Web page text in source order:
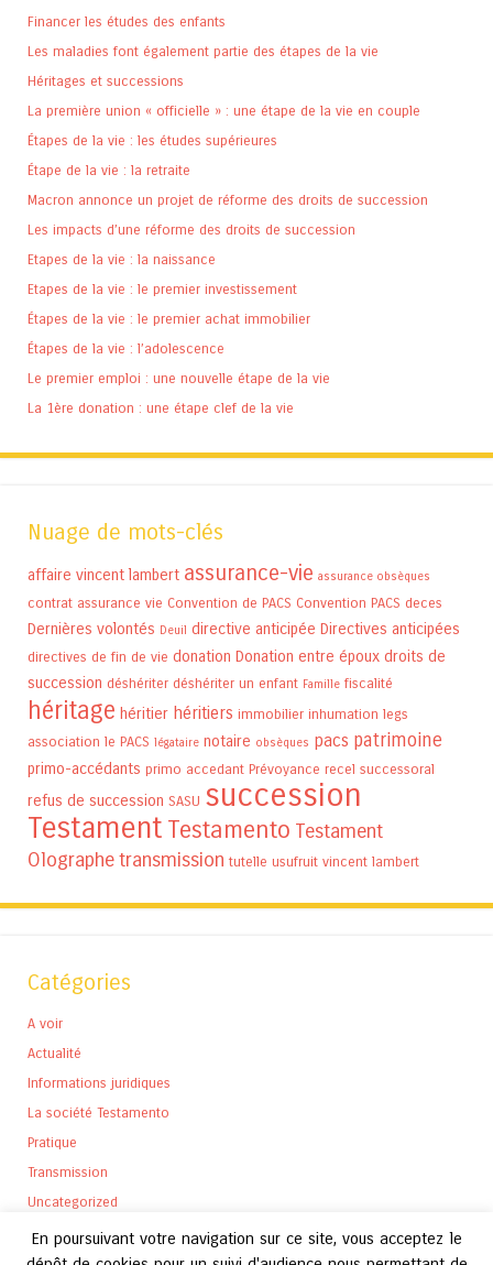
Financer les études des enfants
Les maladies font également partie des étapes de la vie
Héritages et successions
La première union « officielle » : une étape de la vie en couple
Étapes de la vie : les études supérieures
Étape de la vie : la retraite
Macron annonce un projet de réforme des droits de succession
Les impacts d’une réforme des droits de succession
Etapes de la vie : la naissance
Etapes de la vie : le premier investissement
Étapes de la vie : le premier achat immobilier
Étapes de la vie : l’adolescence
Le premier emploi : une nouvelle étape de la vie
La 1ère donation : une étape clef de la vie
Nuage de mots-clés
affaire vincent lambert assurance-vie assurance obsèques
contrat assurance vie Convention de PACS Convention PACS deces
Dernières volontés Deuil directive anticipée Directives anticipées
directives de fin de vie donation Donation entre époux droits de
succession déshériter déshériter un enfant Famille fiscalité
héritage héritier héritiers immobilier inhumation legs
association le PACS légataire notaire obsèques pacs patrimoine
primo-accédants primo accedant Prévoyance recel successoral
refus de succession SASU succession
Testament Testamento Testament
Olographetransmission tutelle usufruit vincent lambert
Catégories
A voir
Actualité
Informations juridiques
La société Testamento
Pratique
Transmission
Uncategorized
En poursuivant votre navigation sur ce site, vous acceptez le